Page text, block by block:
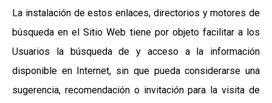
La instalación de estos enlaces, directorios y motores de
búsqueda en el Sitio Web tiene por objeto facilitar a los
Usuarios la búsqueda de y acceso a la información
disponible en Internet, sin que pueda considerarse una
sugerencia, recomendación o invitación para la visita de